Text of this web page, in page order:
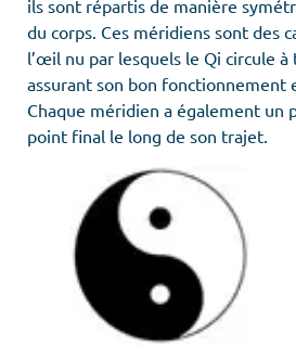
ils sont répartis de manière
du corps. Ces méridiens sont des
l’œil nu par lesquels le Qi circule à
assurant son bon fonctionnement
Chaque méridien a également un
point final le long de son trajet.